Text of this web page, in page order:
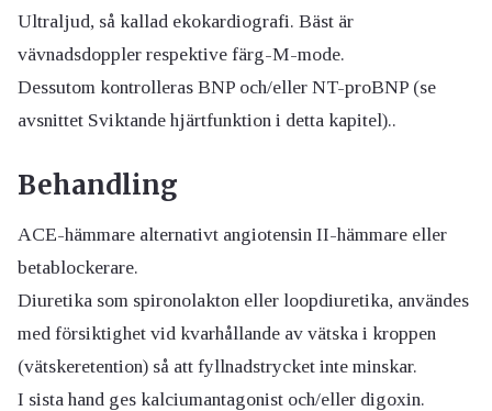
Ultraljud, så kallad ekokardiografi. Bäst är
vävnadsdoppler respektive färg-M-mode.
Dessutom kontrolleras BNP och/eller NT-proBNP (se
avsnittet Sviktande hjärtfunktion i detta kapitel)..
Behandling
ACE-hämmare alternativt angiotensin II-hämmare eller
betablockerare.
Diuretika som spironolakton eller loopdiuretika, användes
med försiktighet vid kvarhållande av vätska i kroppen
(vätskeretention) så att fyllnadstrycket inte minskar.
I sista hand ges kalciumantagonist och/eller digoxin.